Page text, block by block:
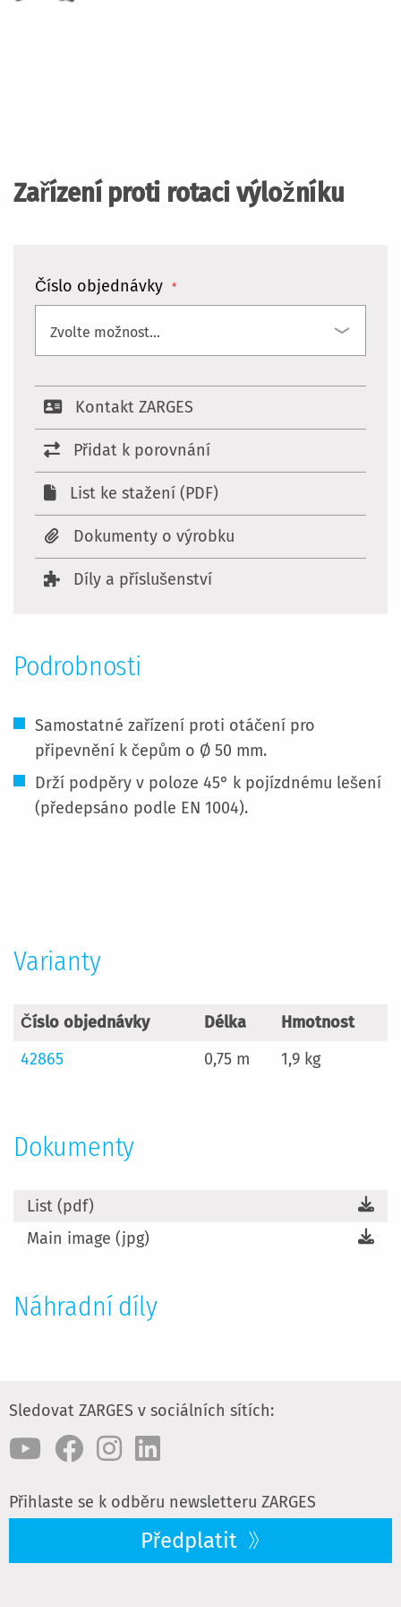
Zařízení proti rotaci výložníku
Číslo objednávky
Kontakt ZARGES
Přidat k porovnání
List ke stažení (PDF)
Dokumenty o výrobku
Díly a příslušenství
galerie
Podrobnosti
Samostatné zařízení proti otáčení pro
připevnění k čepům o Ø 50 mm.
Drží podpěry v poloze 45° k pojízdnému lešení
(předepsáno podle EN 1004).
Varianty
Číslo objednávky Délka
Hmotnost
42865
0,75 m 1,9 kg
Dokumenty
List (pdf)
Main image (jpg)
Náhradní díly
Sledovat ZARGES v sociálních sítích:
Přihlaste se k odběru newsletteru ZARGES
Předplatit